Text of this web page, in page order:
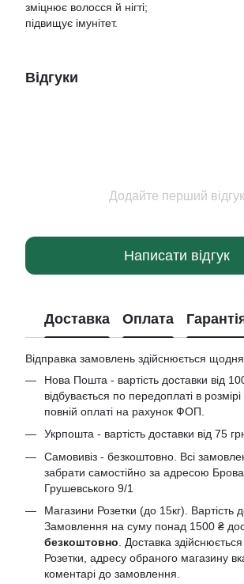
зміцнює волосся й нігті;
підвищує імунітет.
Відгуки
Додайте перший відгук
Написати відгук
Доставка Оплата
Відправка замовлень здійснюється щодня.
Нова Пошта - вартість доставки від
відбувається по передоплаті в
повній оплаті на рахунок ФОП.
Укрпошта - вартість доставки від 75
Самовивіз - безкоштовно. Всі
забрати самостійно за адресою
Грушевського 9/1
Магазини Розетки (до 15кг). Вартість
Замовлення на суму понад 1500 ₴
безкоштовно . Доставка
Розетки, адресу обраного магазину
коментарі до замовлення.